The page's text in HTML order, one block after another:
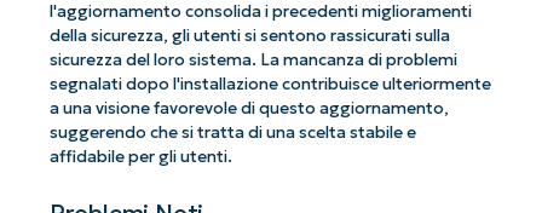
l'aggiornamento consolida i precedenti miglioramenti
della sicurezza, gli utenti si sentono rassicurati sulla
sicurezza del loro sistema. La mancanza di problemi
segnalati dopo l'installazione contribuisce ulteriormente
a una visione favorevole di questo aggiornamento,
suggerendo che si tratta di una scelta stabile e
affidabile per gli utenti.